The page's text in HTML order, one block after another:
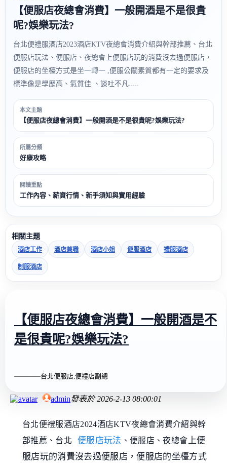
【便服店夜總會消費】一般開酒是不是很貴
呢?娛樂玩法?
台北便禮服酒店2023酒店KTV夜總會消費介紹與幹部推薦、台北
便服店玩法、便服店、夜總會上便服店玩的消費沒去過便服店，
便服店的坐檯方式是坐一轉一 ,便服公關素質都有一定的要求及
標準像是學歷高、氣質佳 、談吐不凡.....
本文主題
【便服店夜總會消費】一般開酒是不是很貴呢?娛樂玩法?
所屬分類
好康攻略
閱讀重點
工作內容、薪資行情、新手須知與實用經驗
相關主題
酒店工作 酒店兼職 酒店小姐 便服酒店 禮服酒店
制服酒店
【便服店夜總會消費】一般開酒是不
是很貴呢?娛樂玩法?
————台北便服店,便禮店副總
admin發表於2026-2-13 08:00:01
台北便禮服酒店2024酒店KTV夜總會消費介紹與幹
部推薦、台北
便服店玩法 、便服店 、夜總會上便
服店玩的消費沒去過便服店，便服店的坐檯方式